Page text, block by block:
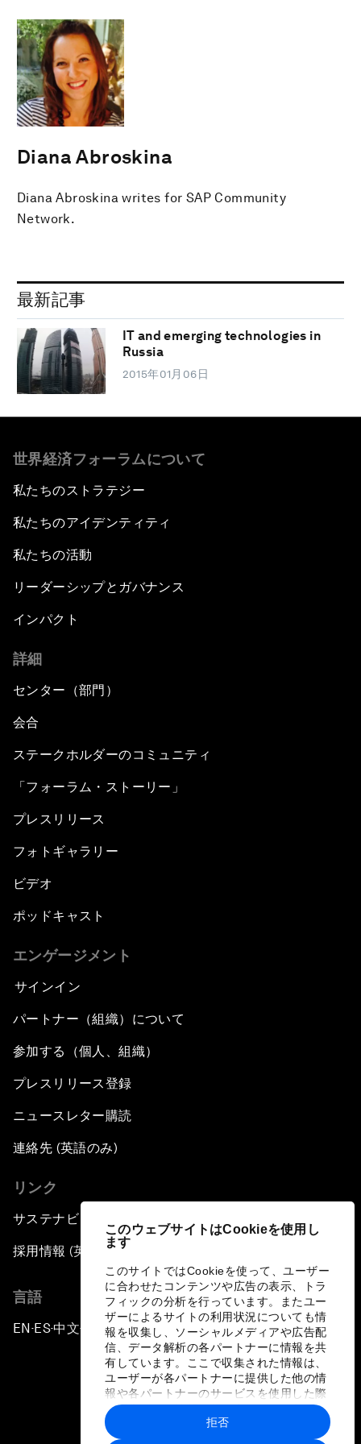
このウェブサイトはCookieを使用し
ます
このサイトではCookieを使って、ユーザー
に合わせたコンテンツや広告の表示、トラ
フィックの分析を行っています。またユー
ザーによるサイトの利用状況についても情
報を収集し、ソーシャルメディアや広告配
信、データ解析の各パートナーに情報を共
有しています。ここで収集された情報は、
ユーザーが各パートナーに提供した他の情
報や各パートナーのサービスを使用した際
に収集された情報と組み合わされ、各パー
トナーによって使用されることがありま
す。
拒否
Diana Abroskina
Diana Abroskina writes for SAP Community
Network.
最新記事
IT and emerging technologies in
Russia
2015年01月06日
世界経済フォーラムについて
私たちのストラテジー
私たちのアイデンティティ
私たちの活動
リーダーシップとガバナンス
インパクト
詳細
センター（部門）
会合
ステークホルダーのコミュニティ
「フォーラム・ストーリー」
プレスリリース
フォトギャラリー
ビデオ
ポッドキャスト
エンゲージメント
サインイン
パートナー（組織）について
参加する（個人、組織）
プレスリリース登録
ニュースレター購読
連絡先 (英語のみ)
リンク
サステナビリティへの取り組み
採用情報 (英語のみ)
言語
EN ▪ES▪中文▪ 日本語
プライバシーポリシーと利用規約